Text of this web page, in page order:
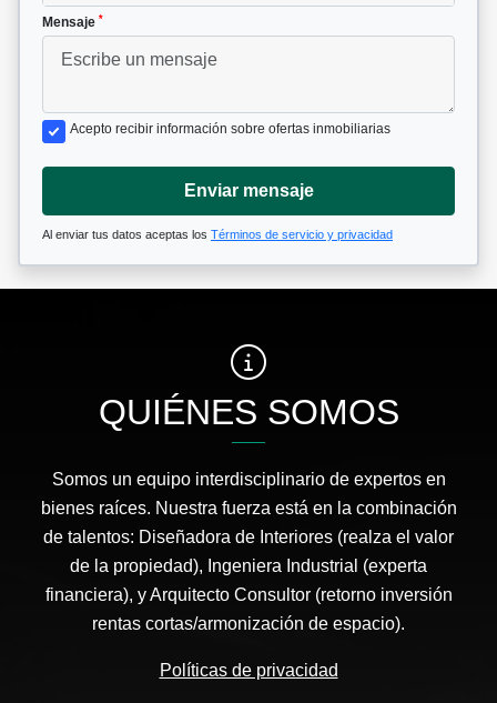
Mensaje *
Acepto recibir información sobre ofertas inmobiliarias
Enviar mensaje
Al enviar tus datos aceptas los Términos de servicio y privacidad
QUIÉNES SOMOS
Somos un equipo interdisciplinario de expertos en
bienes raíces. Nuestra fuerza está en la combinación
de talentos: Diseñadora de Interiores (realza el valor
de la propiedad), Ingeniera Industrial (experta
financiera), y Arquitecto Consultor (retorno inversión
rentas cortas/armonización de espacio).
Políticas de privacidad